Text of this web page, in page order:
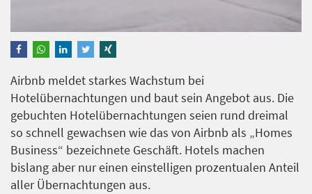
Airbnb meldet starkes Wachstum bei
Hotelübernachtungen und baut sein Angebot aus. Die
gebuchten Hotelübernachtungen seien rund dreimal
so schnell gewachsen wie das von Airbnb als „Homes
Business“ bezeichnete Geschäft. Hotels machen
bislang aber nur einen einstelligen prozentualen Anteil
aller Übernachtungen aus.